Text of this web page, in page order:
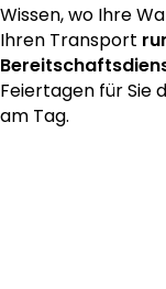
Wissen, wo Ihre
Ihren Transport
Feiertagen für Sie
am Tag.